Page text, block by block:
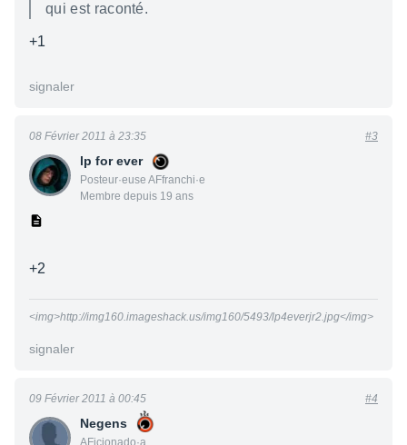
qui est raconté.
+1
signaler
lp for ever
Posteur·euse AFfranchi·e
Membre depuis 19 ans
08 Février 2011 à 23:35 #3
+2
<img>http://img160.imageshack.us/img160/5493/lp4everjr2.jpg</img>
signaler
Negens
AFicionado·a
09 Février 2011 à 00:45 #4